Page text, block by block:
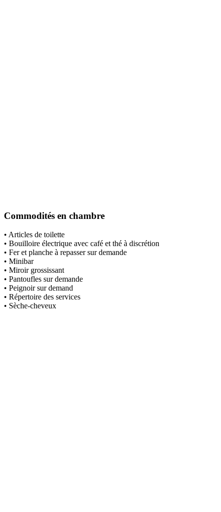
Commodités en chambre
• Articles de toilette
• Bouilloire électrique avec café et thé à discrétion
• Fer et planche à repasser sur demande
• Minibar
• Miroir grossissant
• Pantoufles sur demande
• Peignoir sur demand
• Répertoire des services
• Sèche-cheveux